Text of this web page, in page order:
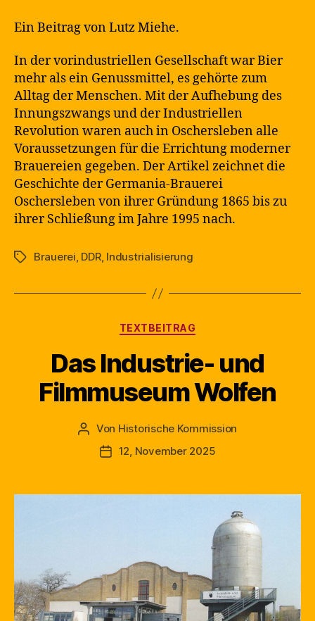
Ein Beitrag von Lutz Miehe.
In der vorindustriellen Gesellschaft war Bier
mehr als ein Genussmittel, es gehörte zum
Alltag der Menschen. Mit der Aufhebung des
Innungszwangs und der Industriellen
Revolution waren auch in Oschersleben alle
Voraussetzungen für die Errichtung moderner
Brauereien gegeben. Der Artikel zeichnet die
Geschichte der Germania-Brauerei
Oschersleben von ihrer Gründung 1865 bis zu
ihrer Schließung im Jahre 1995 nach.
Schlagwörter
Brauerei, DDR, Industrialisierung
Kategorien
TEXTBEITRAG
Das Industrie- und
Filmmuseum Wolfen
Beitragsautor
Von Historische Kommission
Beitragsdatum
12, November 2025